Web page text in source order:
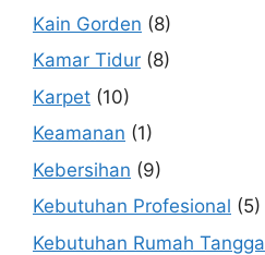
Kain Gorden (8)
Kamar Tidur (8)
Karpet (10)
Keamanan (1)
Kebersihan (9)
Kebutuhan Profesional (5)
Kebutuhan Rumah Tangga